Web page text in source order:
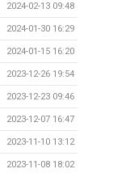
2024-02-13 09:48
2024-01-30 16:29
2024-01-15 16:20
2023-12-26 19:54
2023-12-23 09:46
2023-12-07 16:47
2023-11-10 13:12
2023-11-08 18:02